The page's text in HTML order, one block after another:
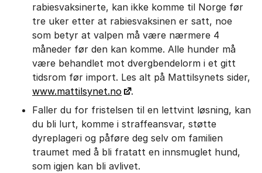
rabiesvaksinerte, kan ikke komme til Norge før
tre uker etter at rabiesvaksinen er satt, noe
som betyr at valpen må være nærmere 4
måneder før den kan komme. Alle hunder må
være behandlet mot dvergbendelorm i et gitt
tidsrom før import. Les alt på Mattilsynets sider,
www.mattilsynet.no
.
Faller du for fristelsen til en lettvint løsning, kan
du bli lurt, komme i straffeansvar, støtte
dyreplageri og påføre deg selv om familien
traumet med å bli fratatt en innsmuglet hund,
som igjen kan bli avlivet.